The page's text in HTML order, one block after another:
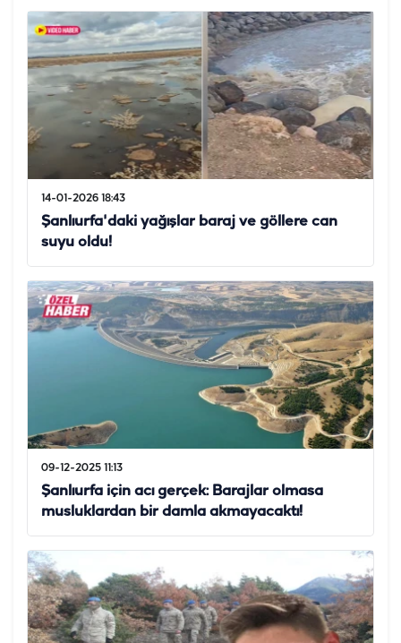
14-01-2026 18:43
Şanlıurfa'daki yağışlar baraj ve göllere can
suyu oldu!
09-12-2025 11:13
Şanlıurfa için acı gerçek: Barajlar olmasa
musluklardan bir damla akmayacaktı!